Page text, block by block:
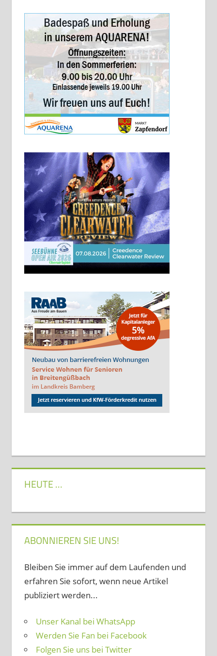
HEUTE …
ABONNIEREN SIE UNS!
Bleiben Sie immer auf dem Laufenden und
erfahren Sie sofort, wenn neue Artikel
publiziert werden...
Unser Kanal bei WhatsApp
Werden Sie Fan bei Facebook
Folgen Sie uns bei Twitter